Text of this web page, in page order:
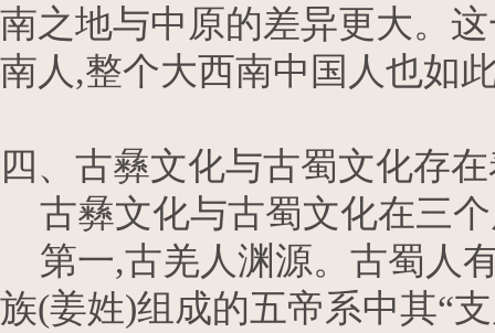
南之地与中原的差异更大。
南人,整个大西南中国人也如
四、古彝文化与古蜀文化存
古彝文化与古蜀文化在三
第一,古羌人渊源。古蜀人
族(姜姓)组成的五帝系中其“